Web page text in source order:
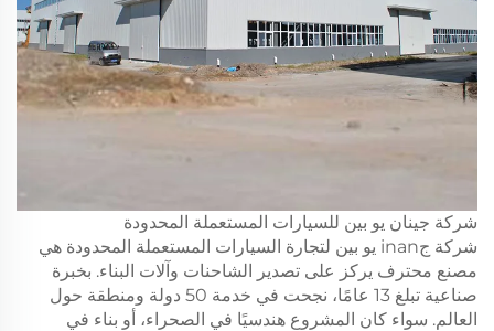
شركة جينان يو بين للسيارات المستعملة المحدودة
شركة جinan يو بين لتجارة السيارات المستعملة المحدودة هي
مصنع محترف يركز على تصدير الشاحنات وآلات البناء. بخبرة
صناعية تبلغ 13 عامًا، نجحت في خدمة 50 دولة ومنطقة حول
العالم. سواء كان المشروع هندسيًا في الصحراء، أو بناء في